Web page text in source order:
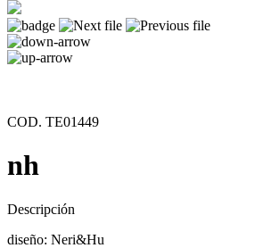
COD. TE01449
nh
Descripción
diseño: Neri&Hu